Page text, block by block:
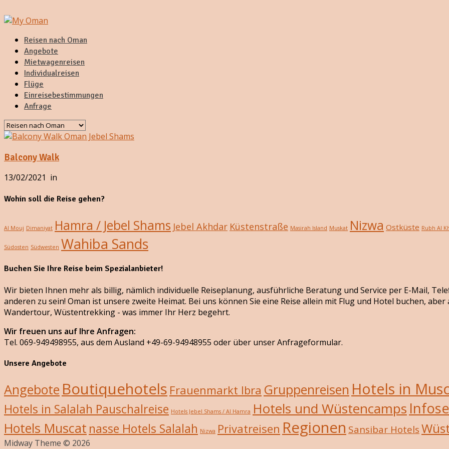
Reisen nach Oman
Angebote
Mietwagenreisen
Individualreisen
Flüge
Einreisebestimmungen
Anfrage
Balcony Walk
13/02/2021 in
Wohin soll die Reise gehen?
Al Mouj Dimaniyat Hamra / Jebel Shams Jebel Akhdar Küstenstraße Masirah Island Muskat Nizwa Ostküste Rubh Al
Südosten Südwesten Wahiba Sands
Buchen Sie Ihre Reise beim Spezialanbieter!
Wir bieten Ihnen mehr als billig, nämlich individuelle Reiseplanung, ausführliche Beratung und Service per E-Mail,
anderen zu sein! Oman ist unsere zweite Heimat. Bei uns können Sie eine Reise allein mit Flug und Hotel buchen,
Wandertour, Wüstentrekking - was immer Ihr Herz begehrt.
Wir freuen uns auf Ihre Anfragen:
Tel. 069-949498955, aus dem Ausland +49-69-94948955 oder über unser Anfrageformular.
Unsere Angebote
Angebote Boutiquehotels Frauenmarkt Ibra Gruppenreisen Hotels in
Hotels in Salalah Pauschalreise Hotels Jebel Shams / Al Hamra Hotels und Wüstencamps
Hotels Muscat nasse Hotels Salalah Nizwa Privatreisen Regionen Sansibar Hotels
Midway Theme © 2026